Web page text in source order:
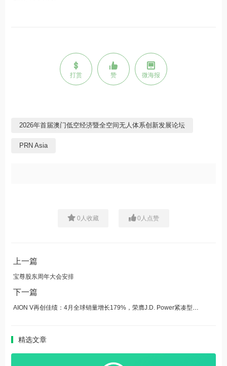
打赏 赞 微海报
2026年首届澳门低空经济暨全空间无人体系创新发展论坛
PRN Asia
0 人收藏 0 人点赞
上一篇
宝尊股东周年大会安排
下一篇
精选文章